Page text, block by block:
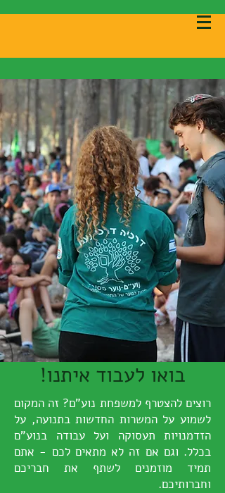
בואו לעבוד איתנו!
רוצים להצטרף למשפחת נוע"ם? זה המקום
לשמוע על המשרות החדשות בתנועה, על
הזדמנויות תעסוקה ועל עבודה בנוע"ם
בכלל. וגם אם זה לא מתאים לכם - אתם
תמיד מוזמנים לשתף את חבריכם
וחברותיכם.